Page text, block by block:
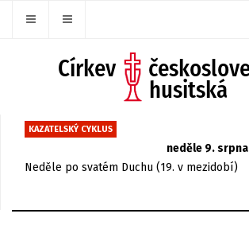
KAZATELSKÝ CYKLUS
neděle 9. srpna
Neděle po svatém Duchu (19. v mezidobí)